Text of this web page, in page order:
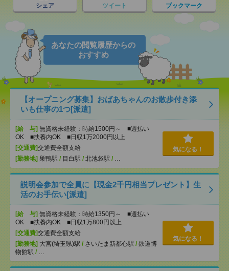
シェア ツイート ブックマーク
あなたの閲覧履歴からの
おすすめ
【オープニング募集】おばあちゃんのお散歩付き添
いも仕事の1つ[派遣]
[給 与] 無資格未経験：時給1500円～ ■週払い
OK ■扶養内OK ■日収1万2000円以上
[交通費]交通費全額支給
[勤務地] 巣鴨駅 / 目白駅 / 北池袋駅 / …
気になる！
説明会参加で全員に【現金2千円相当プレゼント】生
活のお手伝い[派遣]
[給 与] 無資格未経験：時給1350円～ ■週払い
OK ■扶養内OK ■日収1万800円以上
[交通費]交通費全額支給
[勤務地] 大宮(埼玉県)駅 / さいたま新都心駅 / 鉄道博
物館駅 / …
気になる！